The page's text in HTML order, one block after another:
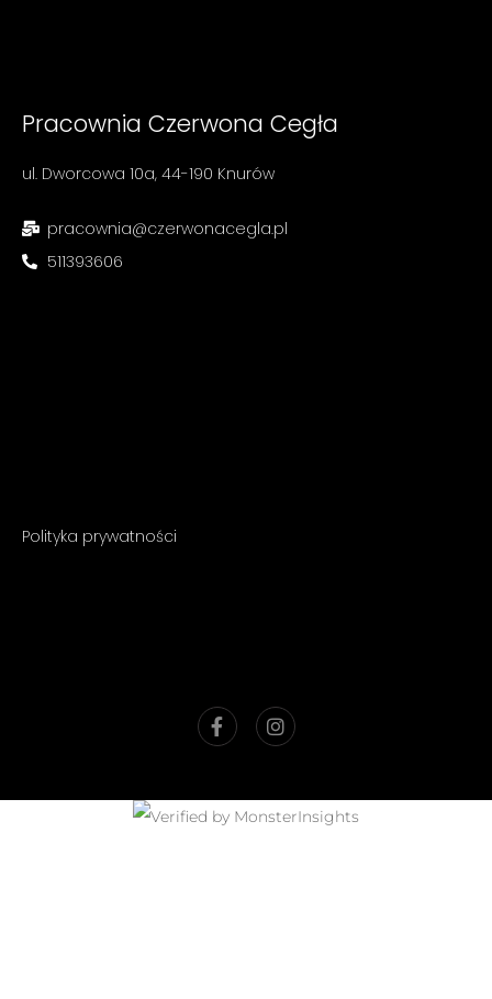
Pracownia Czerwona Cegła
ul. Dworcowa 10a, 44-190 Knurów
pracownia@czerwonacegla.pl
511393606
Polityka prywatności